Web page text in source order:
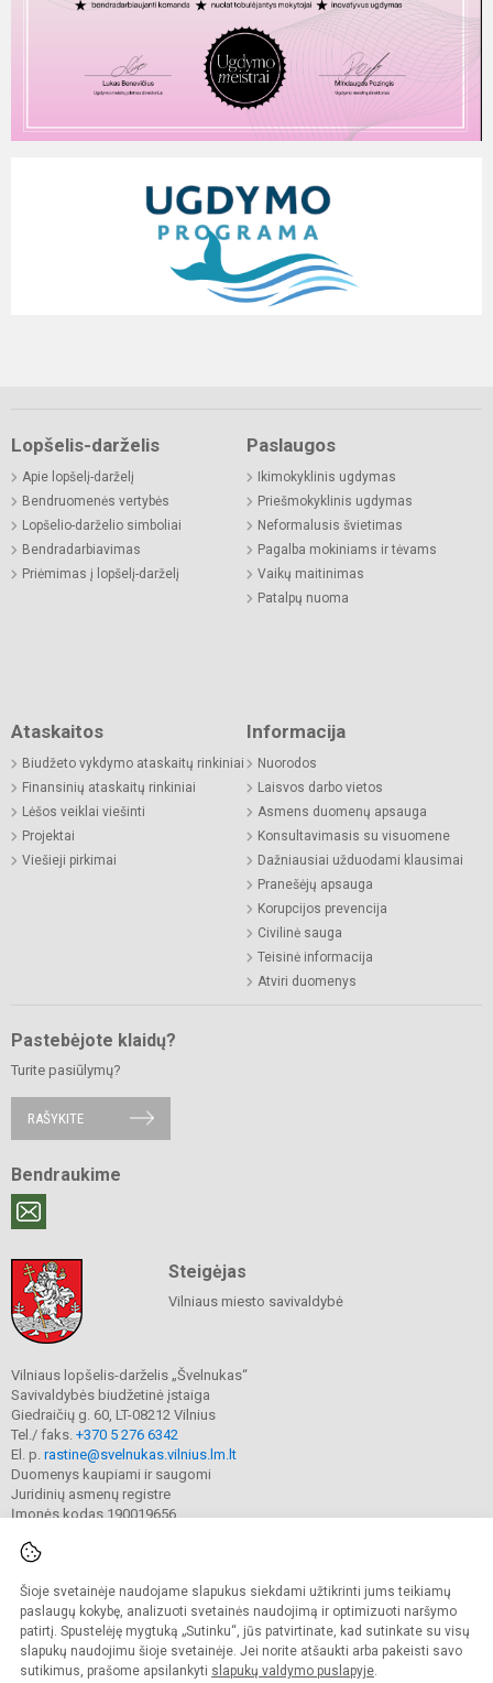
Šioje svetainėje naudojame slapukus siekdami užtikrinti jums teikiamų
paslaugų kokybę, analizuoti svetainės naudojimą ir optimizuoti naršymo
patirtį. Spustelėję mygtuką „Sutinku“, jūs patvirtinate, kad sutinkate su visų
slapukų naudojimu šioje svetainėje. Jei norite atšaukti arba pakeisti savo
sutikimus, prašome apsilankyti slapukų valdymo puslapyje.
Lopšelis-darželis
Apie lopšelį-darželį
Bendruomenės vertybės
Lopšelio-darželio simboliai
Bendradarbiavimas
Priėmimas į lopšelį-darželį
Paslaugos
Ikimokyklinis ugdymas
Priešmokyklinis ugdymas
Neformalusis švietimas
Pagalba mokiniams ir tėvams
Vaikų maitinimas
Patalpų nuoma
Ataskaitos
Biudžeto vykdymo ataskaitų rinkiniai
Finansinių ataskaitų rinkiniai
Lėšos veiklai viešinti
Projektai
Viešieji pirkimai
Informacija
Nuorodos
Laisvos darbo vietos
Asmens duomenų apsauga
Konsultavimasis su visuomene
Dažniausiai užduodami klausimai
Pranešėjų apsauga
Korupcijos prevencija
Civilinė sauga
Teisinė informacija
Atviri duomenys
Pastebėjote klaidų?
Turite pasiūlymų?
RAŠYKITE
Bendraukime
Steigėjas
Vilniaus miesto savivaldybė
Vilniaus lopšelis-darželis „Švelnukas“
Savivaldybės biudžetinė įstaiga
Giedraičių g. 60, LT-08212 Vilnius
Tel./ faks. +370 5 276 6342
El. p. rastine@svelnukas.vilnius.lm.lt
Duomenys kaupiami ir saugomi
Juridinių asmenų registre
Įmonės kodas 190019656
© 2024. Vilniaus lopšelis-darželis „Švelnukas“. Visos teisės saugomos.
Kopijuoti turinį be raštiško įstaigos administracijos sutikimo griežtai draudžiama.
Prieinamumo paraiška Slapukų valdymas
Sumanus būdas atnaujinti